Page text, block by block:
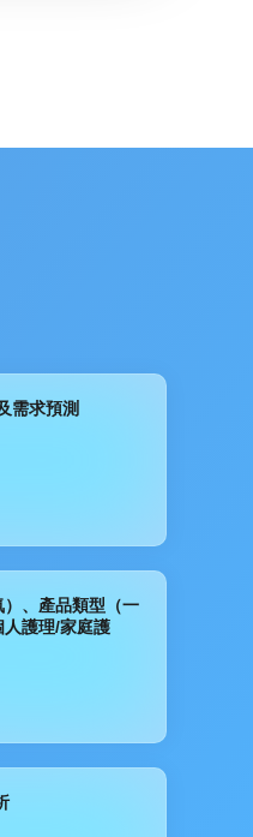
需求預測
、產品類型（一
護理/家庭護